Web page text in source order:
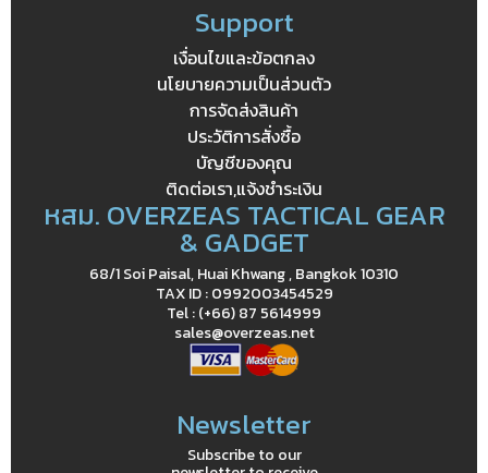
Support
เงื่อนไขและข้อตกลง
นโยบายความเป็นส่วนตัว
การจัดส่งสินค้า
ประวัติการสั่งซื้อ
บัญชีของคุณ
ติดต่อเรา,แจ้งชำระเงิน
หสม. OVERZEAS TACTICAL GEAR
& GADGET
68/1 Soi Paisal, Huai Khwang , Bangkok 10310
TAX ID : 0992003454529
Tel : (+66) 87 5614999
sales@overzeas.net
Newsletter
Subscribe to our